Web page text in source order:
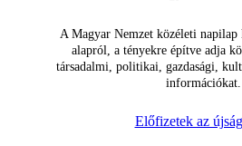
A Magyar Nemzet közéleti napilap
alapról, a tényekre építve adja
társadalmi, politikai, gazdasági,
információkat.
Előfizetek az